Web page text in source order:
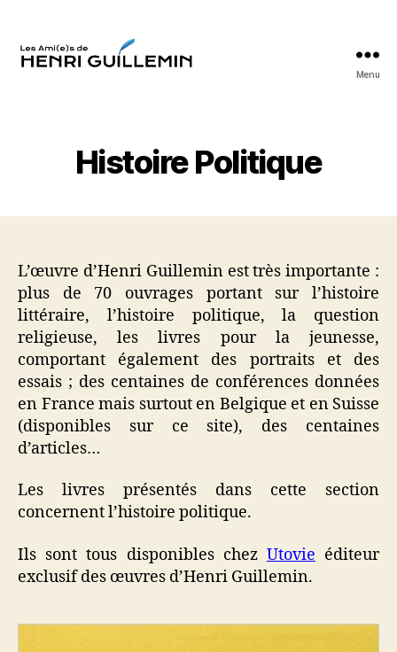
Guillemin
Menu
Histoire Politique
L’œuvre d’Henri Guillemin est très importante :
plus de 70 ouvrages portant sur l’histoire
littéraire, l’histoire politique, la question
religieuse, les livres pour la jeunesse,
comportant également des portraits et des
essais ; des centaines de conférences données
en France mais surtout en Belgique et en Suisse
(disponibles sur ce site), des centaines
d’articles…
Les livres présentés dans cette section
concernent l’histoire politique.
Ils sont tous disponibles chez Utovie éditeur
exclusif des œuvres d’Henri Guillemin.